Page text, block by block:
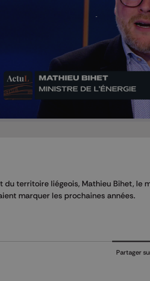
territoire liégeois, Mathieu Bihet, le
marquer les prochaines années.
Partager